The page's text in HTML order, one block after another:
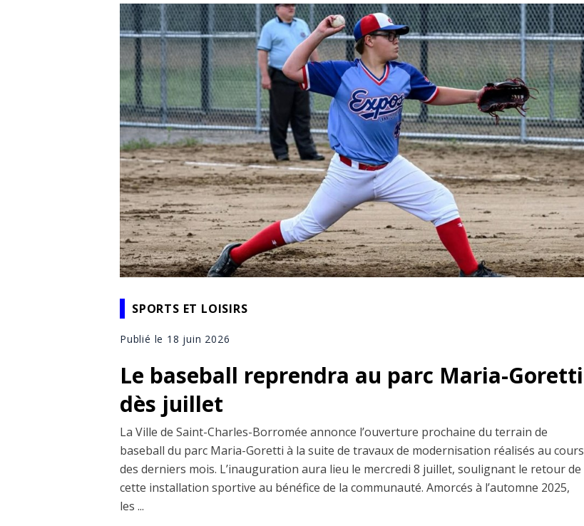
SPORTS ET LOISIRS
Publié le 18 juin 2026
Le baseball reprendra au parc Maria-Goretti
dès juillet
La Ville de Saint-Charles-Borromée annonce l’ouverture prochaine du terrain de
baseball du parc Maria-Goretti à la suite de travaux de modernisation réalisés au cours
des derniers mois. L’inauguration aura lieu le mercredi 8 juillet, soulignant le retour de
cette installation sportive au bénéfice de la communauté. Amorcés à l’automne 2025,
les ...